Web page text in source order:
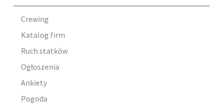
Crewing
Katalog firm
Ruch statków
Ogłoszenia
Ankiety
Pogoda